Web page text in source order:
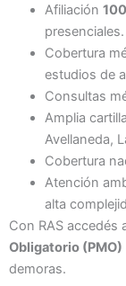
Afiliación
presenciales.
Cobertura
estudios de
Consultas
Amplia
Avellaneda,
Cobertura
Atención
alta
Con RAS accedés
Obligatorio (PMO)
demoras.